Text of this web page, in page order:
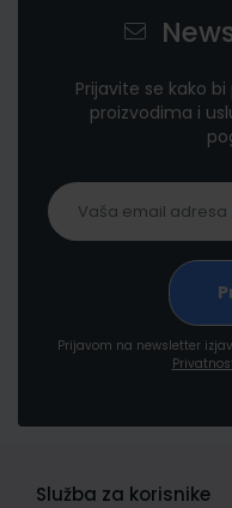
Prijavite se kako
proizvodima i
Prijavom na newsletter
Služba za korisnike